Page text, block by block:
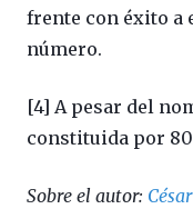
frente con éxito a
número.
[4] A pesar del
constituida por
Sobre el autor: